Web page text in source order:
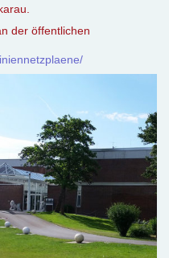
der öffentlichen